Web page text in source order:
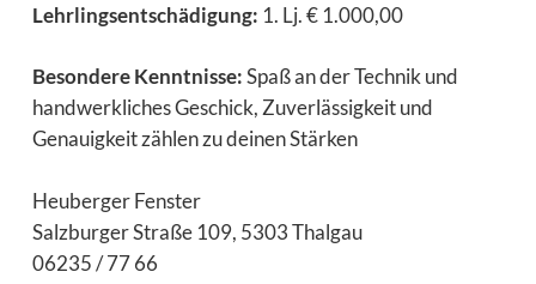
Lehrlingsentschädigung: 1. Lj. € 1.000,00
Besondere Kenntnisse:Spaß an der Technik und
handwerkliches Geschick, Zuverlässigkeit und
Genauigkeit zählen zu deinen Stärken
Heuberger Fenster
Salzburger Straße 109, 5303 Thalgau
06235 / 77 66